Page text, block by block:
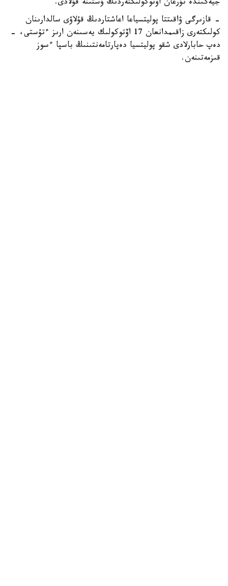
جيەگىندە تۇرعان اۆتوكولىكتەردىڭ ۇستىنە قۇلادى.
- قازىرگى ۋاقىتتا پوليتسياعا اعاشتاردىڭ قۇلاۋى سالدارىنان
كولىكتەرى زاقىمدانعان 17 اۆتوكولىك يەسىنەن ارىز ءتۇستى، -
دەپ حابارلادى شقو پوليتسيا دەپارتامەنتىنىڭ باسپا ءسوز
قىزمەتىنەن.